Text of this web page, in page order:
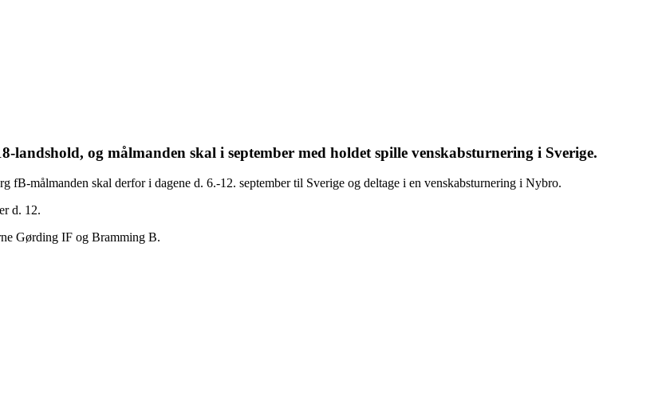
landshold, og målmanden skal i september med holdet spille venskabsturnering i Sverige.
fB-målmanden skal derfor i dagene d. 6.-12. september til Sverige og deltage i en venskabsturnering i Nybro.
d. 12.
Gørding IF og Bramming B.